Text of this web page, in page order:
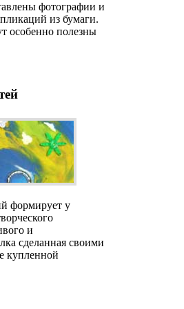
фотографии и
из бумаги.
особенно полезны
формирует у
и
сделанная своими
купленной